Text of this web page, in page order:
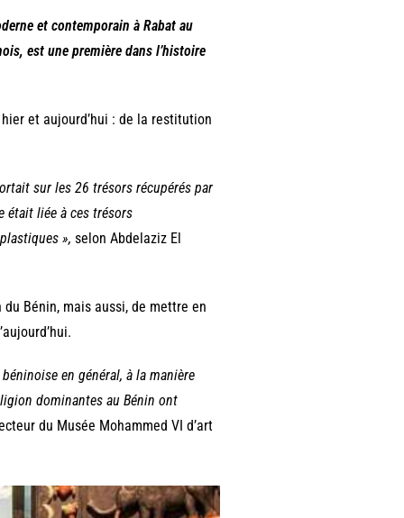
et contemporain à Rabat au
est une première dans l’histoire
et aujourd’hui : de la restitution
sur les 26 trésors récupérés par
était liée à ces trésors
», selon Abdelaziz El
Bénin, mais aussi, de mettre en
en général, à la manière
dominantes au Bénin ont
du Musée Mohammed VI d’art